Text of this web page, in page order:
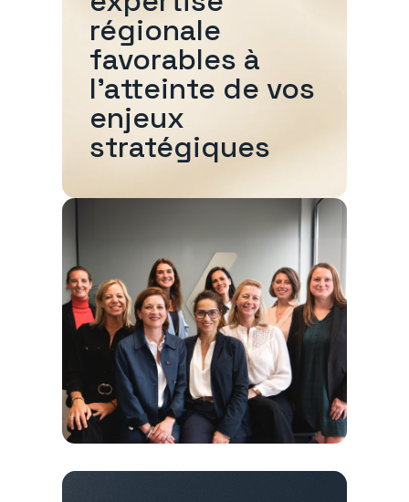
régionale
favorables à
l'atteinte de vos
enjeux
stratégiques